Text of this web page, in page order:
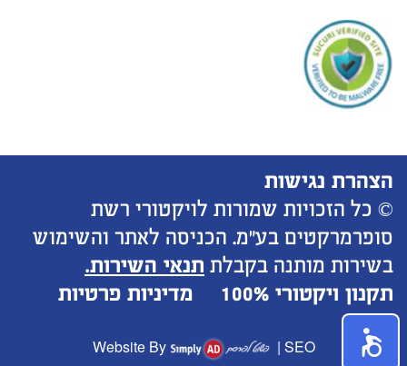
הצהרת נגישות
© כל הזכויות שמורות לויקטורי רשת
סופרמרקטים בע"מ. הכניסה לאתר והשימוש
בשירות מותנה בקבלת תנאי השירות.
תקנון ויקטורי 100%
מדיניות פרטיות
SEO
|
Website By